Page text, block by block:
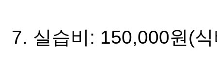
7. 실습비: 150,000원(